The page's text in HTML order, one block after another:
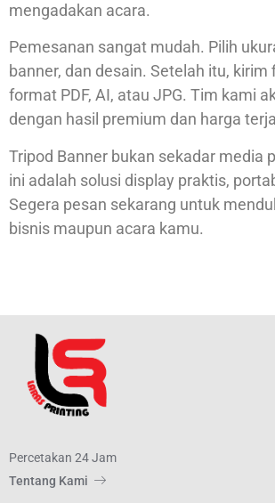
mengadakan acara.
Pemesanan sangat mudah. Pilih
banner, dan desain. Setelah itu, kirim
format PDF, AI, atau JPG. Tim kami
dengan hasil premium dan harga
Tripod Banner bukan sekadar media
ini adalah solusi display praktis,
Segera pesan sekarang untuk
bisnis maupun acara kamu.
Percetakan 24 Jam
Tentang Kami